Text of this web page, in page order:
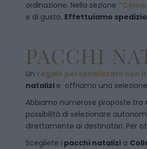
ordinazione. Nella sezione
e di gusto. Effettuiamo
PACCHI
Un regalo personalizzato con
natalizi e offriamo una
Abbiamo numerose proposte tra
possibilità di selezionare
direttamente ai destinatari. Per
Scegliete i pacchi natalizi a